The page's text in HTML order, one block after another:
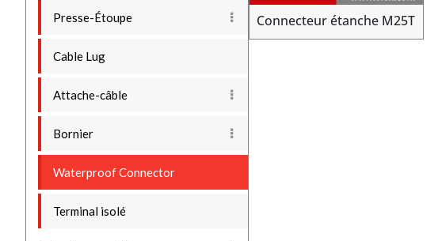
Presse-Étoupe
Cable Lug
Attache-câble
Bornier
Waterproof Connector
Terminal isolé
Connecteur étanche M25T